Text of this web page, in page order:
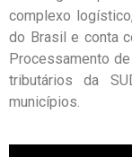
complexo
do Brasil e conta
Processamento
tributários da
municípios.